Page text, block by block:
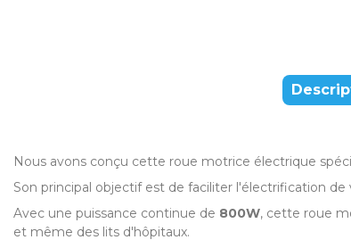
Nous avons conçu cette roue motrice électrique
Son principal objectif est de faciliter l'électrification
Avec une puissance continue de 800W, cette roue
et même des lits d'hôpitaux.